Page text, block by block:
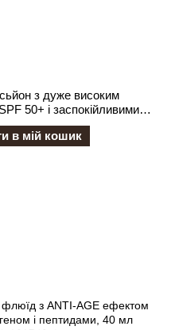
з дуже високим
50+ і заспокійливими
200 мл
в мій кошик